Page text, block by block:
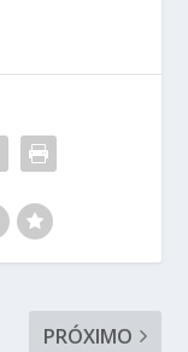
PRÓXIMO